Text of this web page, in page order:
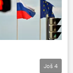
Još 4